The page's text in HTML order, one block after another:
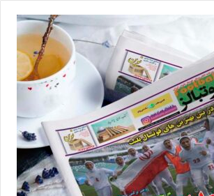
◾️فوتبالز را در اینستاگرام دنبال کنید
فوتبال بانوان فوتبال زنان لیگ برتر